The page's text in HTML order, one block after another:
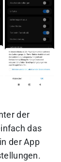
der
das
der App